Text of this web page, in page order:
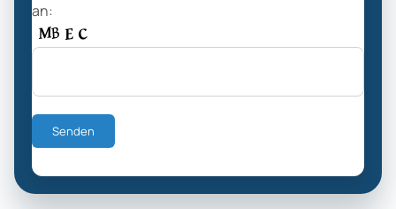
an: